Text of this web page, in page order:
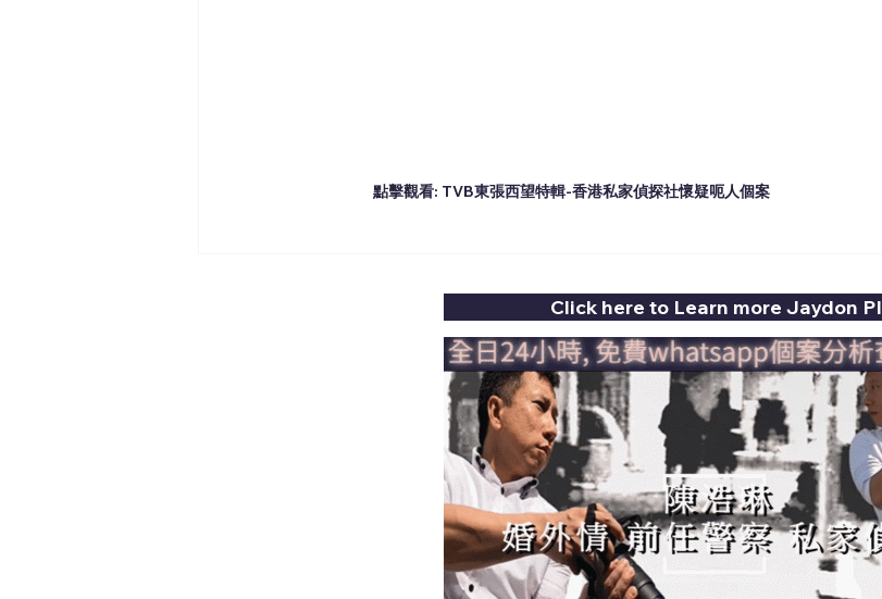
點擊觀看: TVB東張西望特輯-香港私家偵探社懷疑呃人個案
Click here to Learn more Jaydon PI